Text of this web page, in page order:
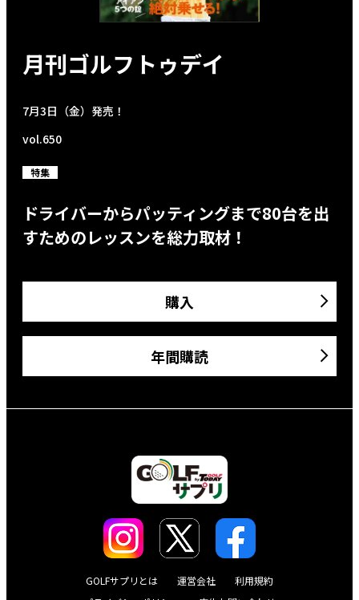
月刊ゴルフトゥデイ
7月3日（金）発売！
vol.650
特集
ドライバーからパッティングまで80台を出
すためのレッスンを総力取材！
購入
年間購読
GOLFサプリとは 運営会社
利用規約